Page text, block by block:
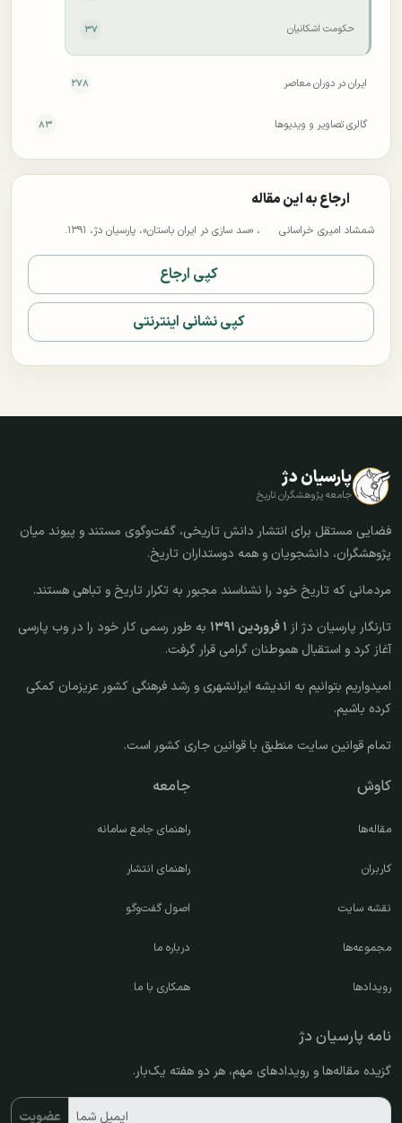
حکومت اشکانیان ۳۷
ایران در دوران معاصر ۲۷۸
گالری تصاویر و ویدیوها ۸۳
ارجاع به این مقاله
شمشاد امیری خراسانی ، «سد سازی در ایران باستان»، پارسیان دژ، ۱۳۹۱.
کپی ارجاع
کپی نشانی اینترنتی
پارسیان دژ
جامعه پژوهشگران تاریخ
فضایی مستقل برای انتشار دانش تاریخی، گفت‌وگوی مستند و پیوند میان
پژوهشگران، دانشجویان و همه دوستداران تاریخ.
مردمانی که تاریخ خود را نشناسند مجبور به تکرار تاریخ و تباهی هستند.
تارنگار پارسیان دژ از ۱ فروردین ۱۳۹۱
به طور رسمی کار خود را در وب پارسی
آغاز کرد و استقبال هموطنان گرامی قرار گرفت.
امیدواریم بتوانیم به اندیشه ایرانشهری و رشد فرهنگی کشور عزیزمان کمکی
کرده باشیم.
تمام قوانین سایت منطبق با قوانین جاری کشور است.
کاوش
مقاله‌ها
کاربران
نقشه سایت
مجموعه‌ها
رویدادها
جامعه
راهنمای جامع سامانه
راهنمای انتشار
اصول گفت‌وگو
درباره ما
همکاری با ما
نامه پارسیان دژ
گزیده مقاله‌ها و رویدادهای مهم، هر دو هفته یک‌بار.
ایمیل شما عضویت